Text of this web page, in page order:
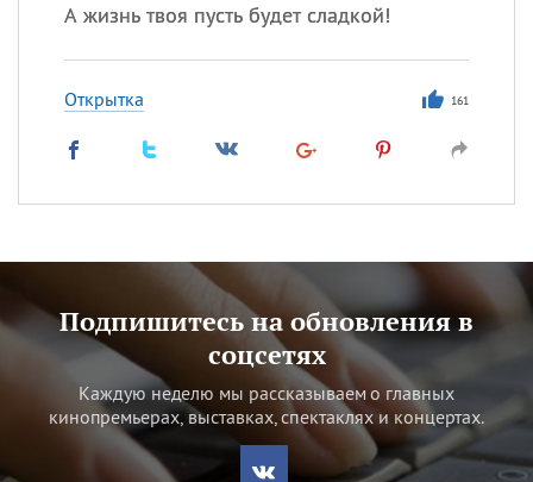
А жизнь твоя пусть будет сладкой!
Открытка 161
Подпишитесь на обновления в
соцсетях
Каждую неделю мы рассказываем о главных
кинопремьерах, выставках, спектаклях и концертах.